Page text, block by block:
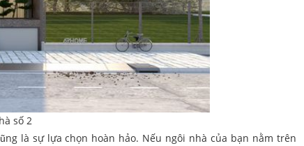
số 2
là sự lựa chọn hoàn hảo. Nếu ngôi nhà của bạn nằm trên